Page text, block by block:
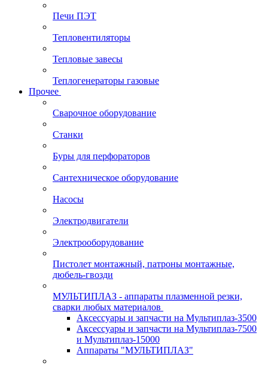
Печи ПЭТ
Тепловентиляторы
Тепловые завесы
Теплогенераторы газовые
Прочее
Сварочное оборудование
Станки
Буры для перфораторов
Сантехническое оборудование
Насосы
Электродвигатели
Электрооборудование
Пистолет монтажный, патроны монтажные,
дюбель-гвозди
МУЛЬТИПЛАЗ - аппараты плазменной резки,
сварки любых материалов
Аксессуары и запчасти на Мультиплаз-3500
Аксессуары и запчасти на Мультиплаз-7500
и Мультиплаз-15000
Аппараты "МУЛЬТИПЛАЗ"